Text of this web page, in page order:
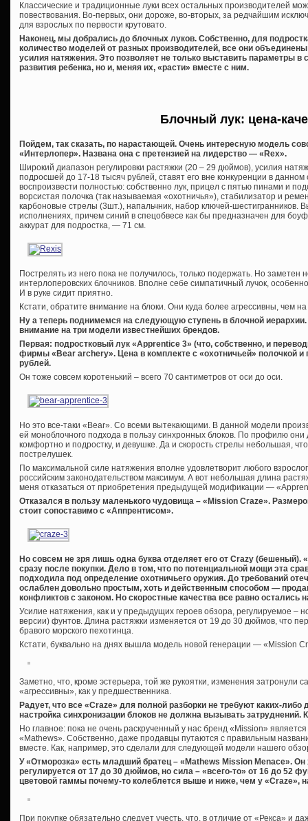
Классические и традиционные луки всех остальных производителей
повествования. Во-первых, они дороже, во-вторых, за редчайшим
для взрослых по первости крутовато.
Наконец, мы добрались до блочных луков. Собственно, для
количество моделей от разных производителей, все они
усилия натяжения. Это позволяет не только выставить параметры в
развития ребенка, но и, меняя их, «расти» вместе с ним.
Блочный лук: цена-
Пойдем, так сказать, по нарастающей. Очень интересную модель
«Интерлопер». Названа она с претензией на лидерство — «Rex».
Широкий диапазон регулировки растяжки (20 – 29 дюймов), усилия
подросшей до 17-18 тысяч рублей, ставят его вне конкуренции в
воспроизвести полностью: собственно лук, прицел с пятью пинами и
ворсистая полочка (так называемая «охотничья»), стабилизатор и
карбоновые стрелы (3шт.), напальчник, набор ключей-шестигранников.
исполнениях, причем синий в спецобвесе как бы предназначен для
аккурат для подростка, — 71 см.
Пострелять из него пока не получилось, только подержать. Но заметен
интерлоперовских блочников. Вполне себе симпатичный лучок,
И в руке сидит приятно.
Кстати, обратите внимание на блоки. Они куда более агрессивны, чем
Ну а теперь поднимемся на следующую ступень в блочной иерархии.
внимание на три модели известнейших брендов.
Первая: подростковый лук «Apprentice 3» (что, собственно, и
фирмы «Bear archery». Цена в комплекте с «охотничьей» полочкой и
рублей.
Он тоже совсем коротенький – всего 70 сантиметров от оси до оси.
Но это все-таки «Bear». Со всеми вытекающими. В данной модели
ей моноблочного подхода в пользу синхронных блоков. По профилю
комфортно и подростку, и девушке. Да и скорость стрелы небольшая,
пострелушек.
По максимальной силе натяжения вполне удовлетворит любого
российским законодательством максимум. А вот небольшая длина
меня отказаться от приобретения предыдущей модификации —
Отказался в пользу маленького чудовища – «Mission Craze».
стоит сопоставимо с «Аппрентисом».
Но совсем не зря лишь одна буква отделяет его от Crazy (бешеный).
сразу после покупки. Дело в том, что по потенциальной мощи эта
подходила под определение охотничьего оружия. До требований
ослаблен довольно простым, хоть и действенным способом —
конфликтов с законом. Но скоростные качества все равно остались
Усилие натяжения, как и у предыдущих героев обзора, регулируемое –
версии) фунтов. Длина растяжки изменяется от 19 до 30 дюймов, что
бравого морского пехотинца.
Кстати, буквально на днях вышла модель новой генерации — «Mission
Заметно, что, кроме эстерьера, той же рукоятки, изменения затронули
«агрессивны», как у предшественника.
Радует, что все «Craze» для полной разборки не требуют каких-
настройка синхронизации блоков не должна вызывать затруднений.
Но главное: пока не очень раскрученный у нас бренд «Mission»
«Mathews». Собственно, даже продавцы путаются с правильным
вместе. Как, например, это сделали для следующей модели нашего
У «Отморозка» есть младший братец – «Mathews Mission Menace».
регулируется от 17 до 30 дюймов, но сила – «всего-то» от 16 до 52
цветовой гаммы почему-то колеблется выше и ниже, чем у «Craze»,
При покупке обязательно следует учесть, что, в отличие от «Рекса» и